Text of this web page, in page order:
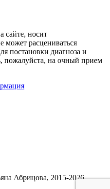
сайте, носит
может расцениваться
постановки диагноза и
пожалуйста, на очный прием
Абрицова, 2015-2026